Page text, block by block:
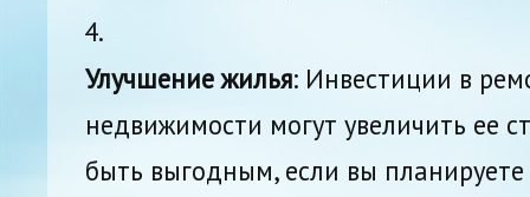
Улучшение жилья: Инвестиции в
недвижимости могут увеличить ее
быть выгодным, если вы